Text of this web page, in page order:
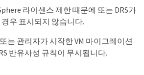
라이센스 제한 때문에 또는 DRS가
우 표시되지 않습니다.
는 관리자가 시작한 VM 마이그레이션
반유사성 규칙이 무시됩니다.